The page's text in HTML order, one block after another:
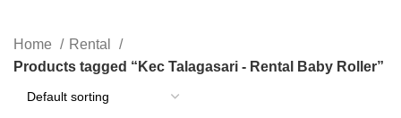
Categories
Home
Rental
Products tagged “Kec Talagasari - Rental Baby Roller”